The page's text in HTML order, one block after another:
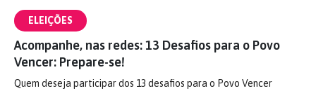
ELEIÇÕES
Acompanhe, nas redes: 13 Desafios para o Povo
Vencer: Prepare-se!
Quem deseja participar dos 13 desafios para o Povo Vencer